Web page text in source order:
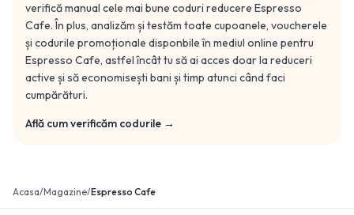
verifică manual cele mai bune coduri reducere Espresso
Cafe. În plus, analizăm și testăm toate cupoanele, voucherele
și codurile promoționale disponbile în mediul online pentru
Espresso Cafe, astfel încât tu să ai acces doar la reduceri
active și să economisești bani și timp atunci când faci
cumpărături.
Află cum verificăm codurile →
Acasa/Magazine/Espresso Cafe